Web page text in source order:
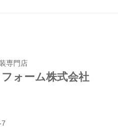
専門店
ォーム株式会社